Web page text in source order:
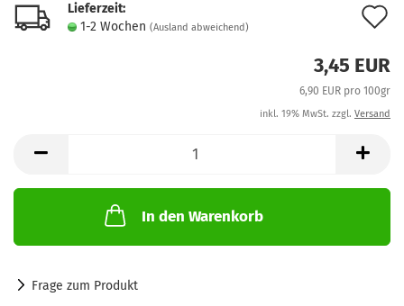
Lieferzeit:
1-2 Wochen (Ausland abweichend)
3,45 EUR
6,90 EUR pro 100gr
inkl. 19% MwSt. zzgl. Versand
In den Warenkorb
Frage zum Produkt